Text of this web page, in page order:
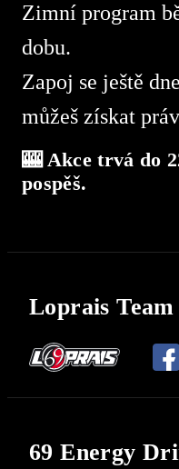
Zimní program
dobu.
Zapoj se ještě
můžeš získat
🎰 Akce trvá do
pospěš.
Loprais Team
69 Energy